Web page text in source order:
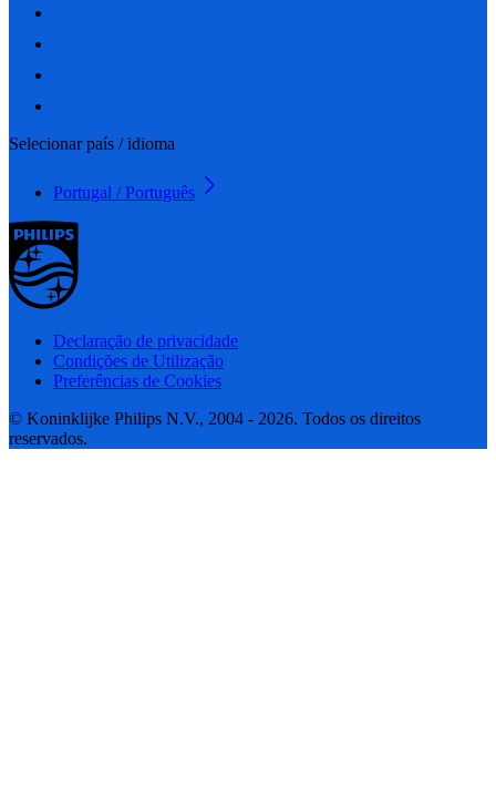
Selecionar país / idioma
Portugal / Português
Declaração de privacidade
Condições de Utilização
Preferências de Cookies
© Koninklijke Philips N.V., 2004 - 2026. Todos os direitos
reservados.